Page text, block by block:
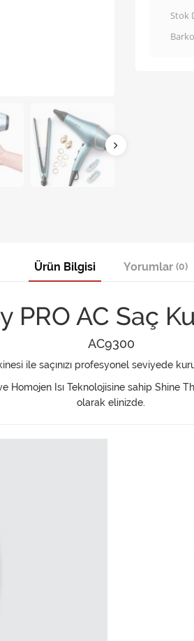
Stok
Ürün Bilgisi Yorumlar (0)
PRO AC Saç
AC9300
ile saçınızı profesyonel seviyede
Homojen Isı Teknolojisine sahip
olarak elinizde.